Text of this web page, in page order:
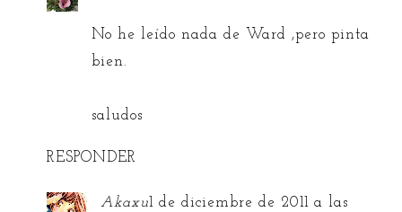
No he leído nada de Ward ,pero pinta
bien.
saludos
RESPONDER
Akaxu1 de diciembre de 2011 a las